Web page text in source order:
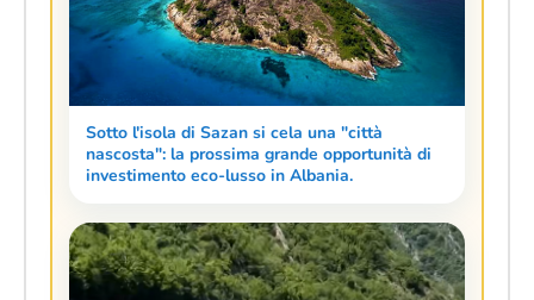
Sotto l'isola di Sazan si cela una "città
nascosta": la prossima grande opportunità di
investimento eco-lusso in Albania.